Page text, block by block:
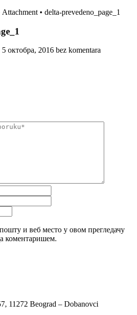
Attachment • delta-prevedeno_page_1
5 октобра, 2016 bez komentara
и веб место у овом прегледачу
коментаришем.
11272 Beograd – Dobanovci